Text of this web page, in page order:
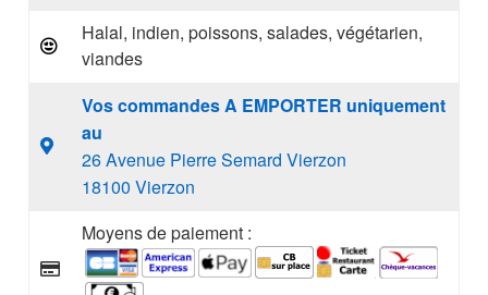
Halal, indien, poissons, salades, végétarien,
viandes
Vos commandes A EMPORTER uniquement
au
26 Avenue Pierre Semard Vierzon
18100 Vierzon
Moyens de paiement :